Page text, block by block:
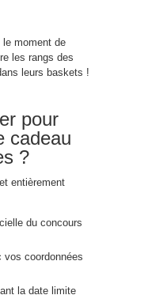
le moment de
les rangs des
leurs baskets !
pour
cadeau
?
entièrement
du concours
vos coordonnées
la date limite